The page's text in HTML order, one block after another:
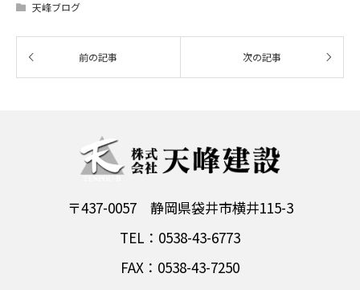
天峰ブログ
〒437-0057 静岡県袋井市横井115-3
TEL：0538-43-6773
FAX：0538-43-7250